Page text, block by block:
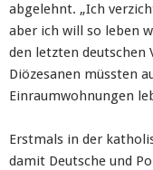
abgelehnt. „Ich
aber ich will so leben
den letzten deutschen
Diözesanen müssten
Einraumwohnungen
Erstmals in der
damit Deutsche und